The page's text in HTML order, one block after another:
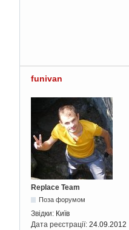
funivan
Replace Team
Поза форумом
Звідки: Київ
Дата реєстрації: 24.09.2012